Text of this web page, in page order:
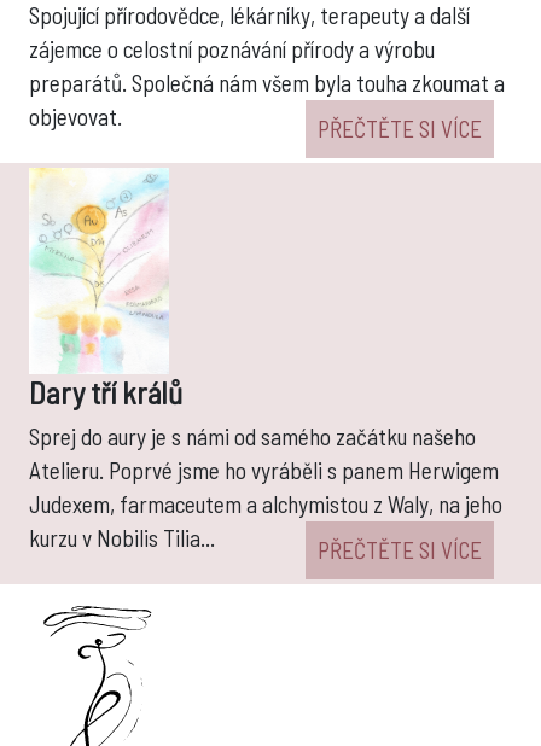
Spojující přírodovědce, lékárníky, terapeuty a další
zájemce o celostní poznávání přírody a výrobu
preparátů. Společná nám všem byla touha zkoumat a
objevovat.
PŘEČTĚTE SI VÍCE
Dary tří králů
Sprej do aury je s námi od samého začátku našeho
Atelieru. Poprvé jsme ho vyráběli s panem Herwigem
Judexem, farmaceutem a alchymistou z Waly, na jeho
kurzu v Nobilis Tilia...
PŘEČTĚTE SI VÍCE